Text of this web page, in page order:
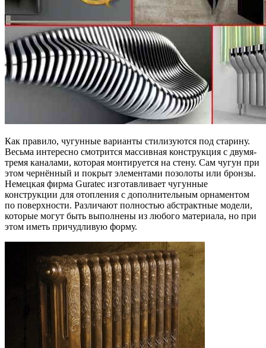
Как правило, чугунные варианты стилизуются под старину.
Весьма интересно смотрится массивная конструкция с двумя-
тремя каналами, которая монтируется на стену. Сам чугун при
этом чернённый и покрыт элементами позолоты или бронзы.
Немецкая фирма Guratec изготавливает чугунные
конструкции для отопления с дополнительным орнаментом
по поверхности. Различают полностью абстрактные модели,
которые могут быть выполнены из любого материала, но при
этом иметь причудливую форму.